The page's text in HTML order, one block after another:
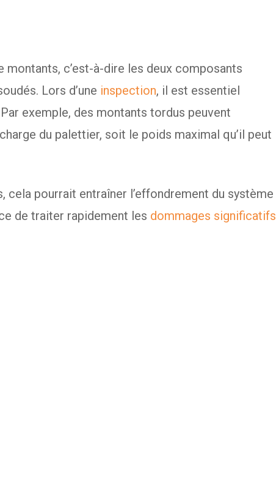
c’est-à-dire les deux composants
Lors d’une inspection, il est essentiel
exemple, des montants tordus peuvent
du palettier, soit le poids maximal qu’il peut
pourrait entraîner l’effondrement du système
de traiter rapidement les dommages significatifs